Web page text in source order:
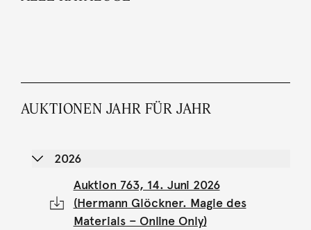
AUKTIONEN JAHR FÜR JAHR
2026
Auktion 763, 14. Juni 2026
(Hermann Glöckner. Magie des
Materials – Online Only)